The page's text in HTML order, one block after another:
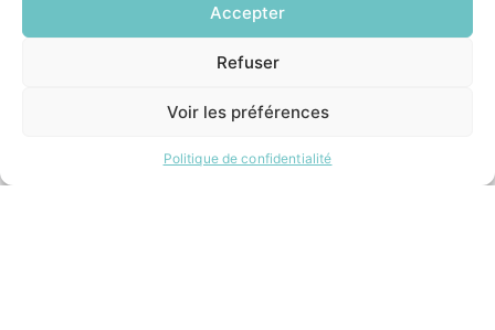
Accepter
Refuser
Voir les préférences
Politique de confidentialité
INFORMATIONS LÉGALES
Politique de confidentialité